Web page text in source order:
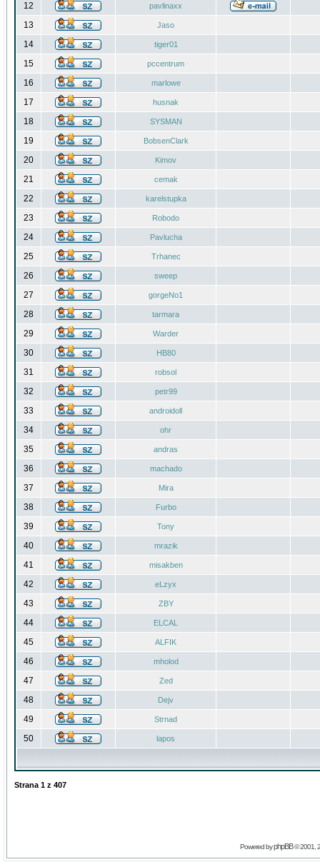
12 pavlinaxx
13 Jaso
14 tiger01
15 pccentrum
16 marlowe
17 husnak
18 SYSMAN
19 BobsenClark
20 Kimov
21 cemak
22 karelstupka
23 Robodo
24 Pavlucha
25 Trhanec
26 sweep
27 gorgeNo1
28 tarmara
29 Warder
30 HB80
31 robsol
32 petr99
33 androidoll
34 ohr
35 andras
36 machado
37 Mira
38 Furbo
39 Tony
40 mrazik
41 misakben
42 eLzyx
43 ZBY
44 ELCAL
45 ALFIK
46 mholod
47 Zed
48 Dejv
49 Strnad
50 lapos
Strana 1 z 407
Powered byphpBB© 2001,